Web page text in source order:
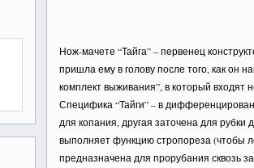
Нож-мачете “Тайга” – первенец
пришла ему в голову после того, как он
комплект выживания”, в который входят
Специфика “Тайги” – в
для копания, другая заточена для рубки
выполняет функцию стропореза (чтобы
предназначена для прорубания сквозь